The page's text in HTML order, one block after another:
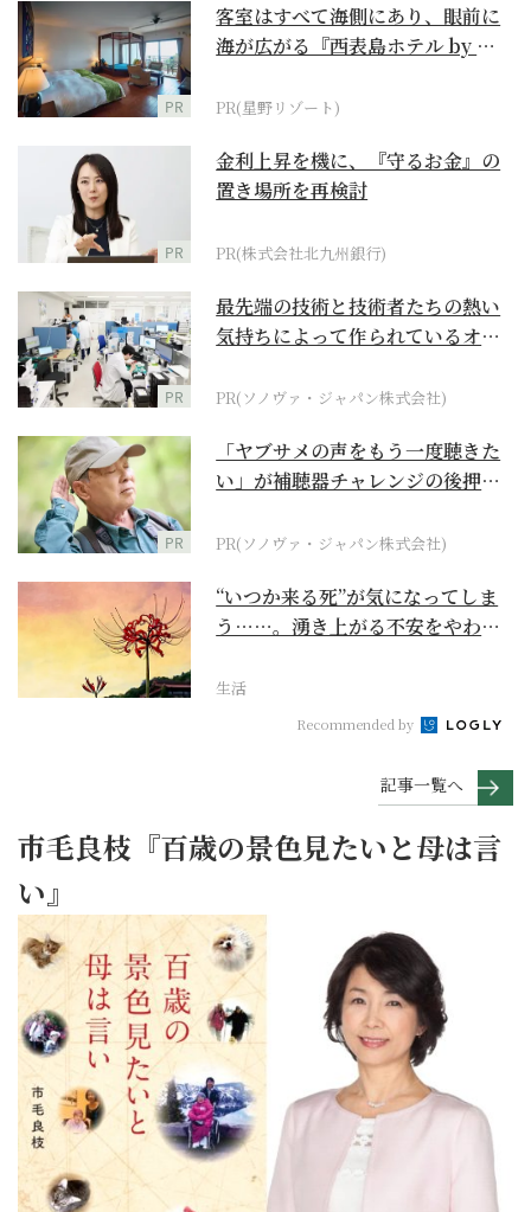
PR
客室はすべて海側にあり、眼前に
海が広がる『西表島ホテル by 星
PR(星野リゾート)
PR
金利上昇を機に、『守るお金』の
置き場所を再検討
PR(株式会社北九州銀行)
PR
最先端の技術と技術者たちの熱い
気持ちによって作られているオー
PR(ソノヴァ・ジャパン株式会社)
PR
「ヤブサメの声をもう一度聴きた
い」が補聴器チャレンジの後押し
PR(ソノヴァ・ジャパン株式会社)
“いつか来る死”が気になってしま
う……。湧き上がる不安をやわら
生活
Recommended by
記事一覧へ
市毛良枝『百歳の景色見たいと母は言
い』